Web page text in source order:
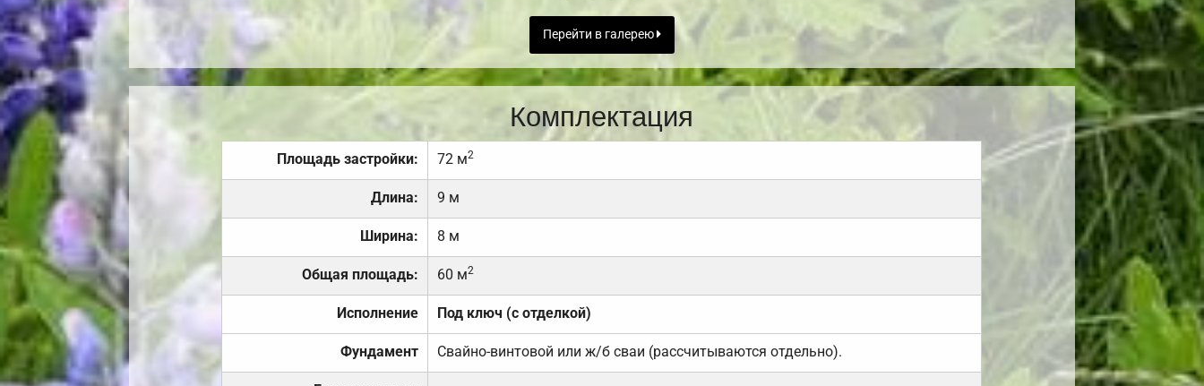
Перейти в галерею
Комплектация
Площадь застройки: 72 м2
Длина: 9 м
Ширина: 8 м
Общая площадь: 60 м2
Исполнение Под ключ (с отделкой)
Фундамент Свайно-винтовой или ж/б сваи (рассчитываются отдельно).